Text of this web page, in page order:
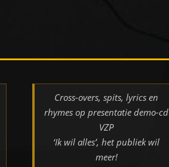
Cross-overs, spits, lyrics en
rhymes op presentatie demo-cd
VZP
‘Ik wil alles’, het publiek wil
meer!